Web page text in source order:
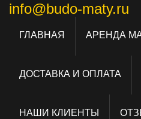
info@budo-maty.ru
ГЛАВНАЯ АРЕНДА
ДОСТАВКА И ОПЛАТА
НАШИ КЛИЕНТЫ